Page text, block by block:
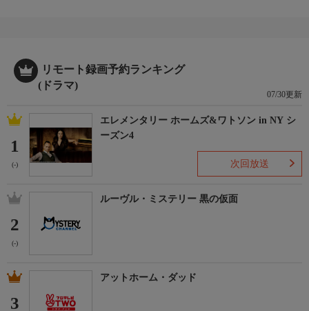
【脚本】入江信吾
制作
G・カンパニー/TBS 2012
見留多佳城、神崎良
ディレクター
皆川智之
リモート録画予約ランキング
(ドラマ)
07/30更新
1
(-)
エレメンタリー ホームズ&ワトソン in NY シ
ーズン4
次回放送
2
(-)
ルーヴル・ミステリー 黒の仮面
3
アットホーム・ダッド